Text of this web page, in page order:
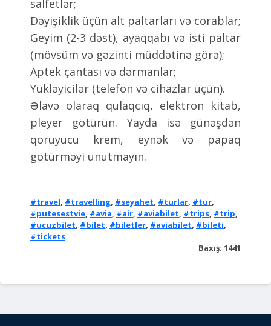
salfetlər;
Dəyişiklik üçün alt paltarları və corablar;
Geyim (2-3 dəst), ayaqqabı və isti paltar
(mövsüm və gəzinti müddətinə görə);
Aptek çantası və dərmanlar;
Yükləyicilər (telefon və cihazlar üçün).
Əlavə olaraq qulaqcıq, elektron kitab,
pleyer götürün. Yayda isə günəşdən
qoruyucu krem, eynək və papaq
götürməyi unutmayın.
#travel, #travelling, #seyahet, #turlar, #tur,
#putesestvie, #avia, #air, #aviabilet, #trips, #trip,
#ucuzbilet, #bilet, #biletler, #aviabilet, #bileti,
#tickets
Baxış: 1441